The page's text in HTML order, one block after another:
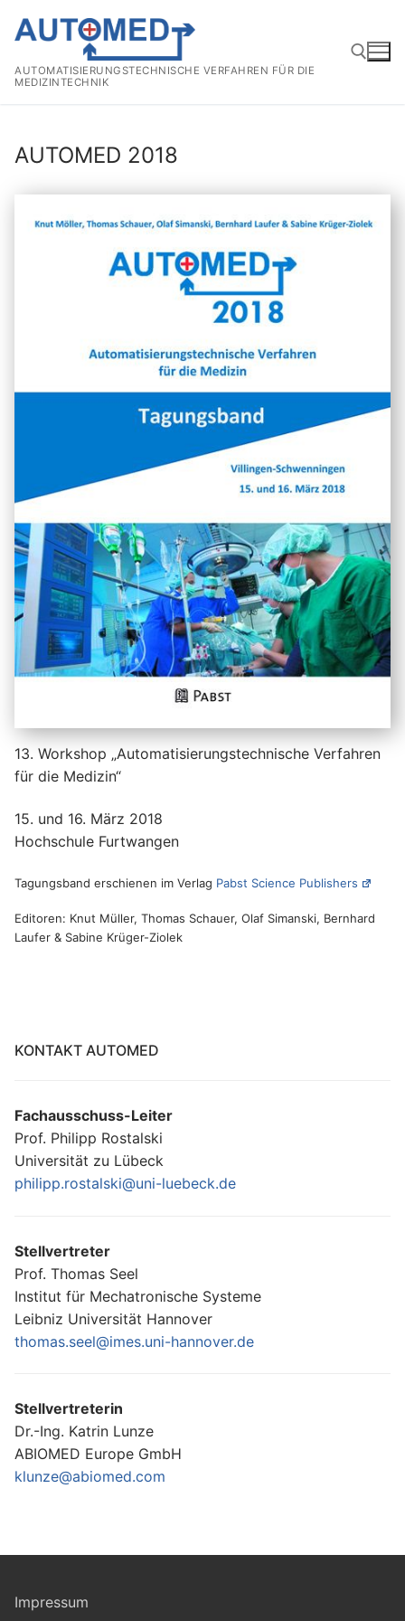
Inhalt
AUTOMATISIERUNGSTECHNISCHE VERFAHREN FÜR DIE
MEDIZINTECHNIK
AUTOMED 2018
13. Workshop „Automatisierungstechnische Verfahren
für die Medizin“
15. und 16. März 2018
Hochschule Furtwangen
Tagungsband erschienen im Verlag Pabst Science Publishers
Editoren: Knut Müller, Thomas Schauer, Olaf Simanski, Bernhard
Laufer & Sabine Krüger-Ziolek
KONTAKT AUTOMED
Fachausschuss-Leiter
Prof. Philipp Rostalski
Universität zu Lübeck
philipp.rostalski@uni-luebeck.de
Stellvertreter
Prof. Thomas Seel
Institut für Mechatronische Systeme
Leibniz Universität Hannover
thomas.seel@imes.uni-hannover.de
Stellvertreterin
Dr.-Ing. Katrin Lunze
ABIOMED Europe GmbH
klunze@abiomed.com
Impressum